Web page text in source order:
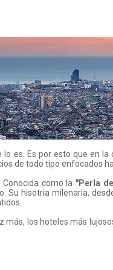
lo es. Es por esto que en
de todo tipo enfocados
como la "Perla
Su hisotria milenaria,
los hoteles más